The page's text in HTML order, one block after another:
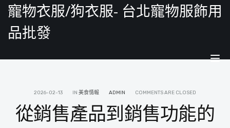
寵物衣服/狗衣服- 台北寵物服飾用
品批發
2026-02-13 IN 美食情報 ADMIN COMMENTS ARE CLOSED
從銷售產品到銷售功能的